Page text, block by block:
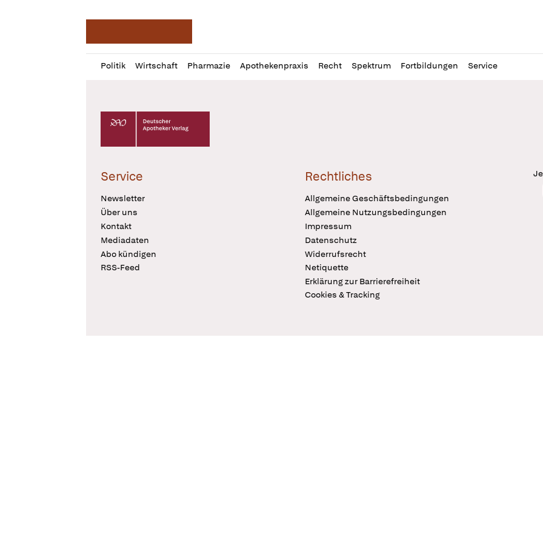
Politik Wirtschaft Pharmazie Apothekenpraxis Recht Spektrum Fortbildungen Service
Profil
öffnen
Daz
Pur
Deutscher Apotheker Verlag Logo
Service
Newsletter
Über uns
Kontakt
Mediadaten
Abo kündigen
RSS-Feed
Rechtliches
Allgemeine Geschäftsbedingungen
Allgemeine Nutzungsbedingungen
Impressum
Datenschutz
Widerrufsrecht
Netiquette
Erklärung zur Barrierefreiheit
Cookies & Tracking